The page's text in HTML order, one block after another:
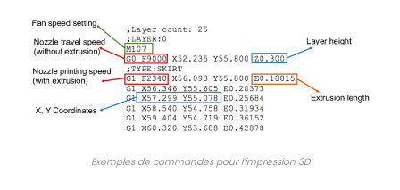
Exemples de commandes pour l’impression 3D